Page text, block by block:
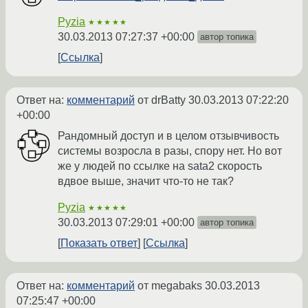
Pyzia ★★★★★
30.03.2013 07:27:37 +00:00 автор топика
Ссылка
Ответ на: комментарий от drBatty 30.03.2013 07:22:20
+00:00
Рандомный доступ и в целом отзывчивость
системы возросла в разы, спору нет. Но вот
же у людей по ссылке на sata2 скорость
вдвое выше, значит что-то не так?
Pyzia ★★★★★
30.03.2013 07:29:01 +00:00 автор топика
Показать ответ Ссылка
Ответ на: комментарий от megabaks 30.03.2013
07:25:47 +00:00